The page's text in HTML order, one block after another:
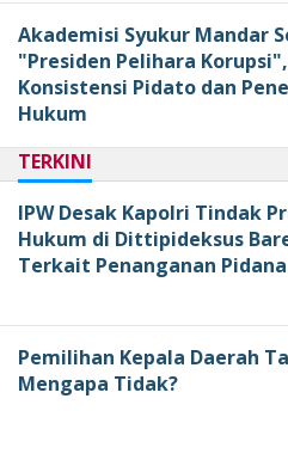
Akademisi Syukur Mandar
"Presiden Pelihara
Konsistensi Pidato dan
Hukum
TERKINI
IPW Desak Kapolri Tindak
Hukum di Dittipideksus
Terkait Penanganan Pidana
Pemilihan Kepala Daerah
Mengapa Tidak?